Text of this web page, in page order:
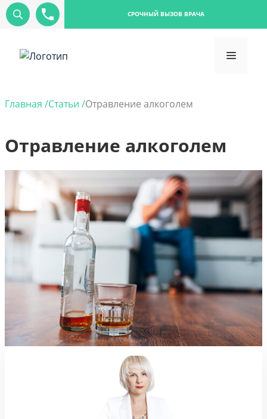
СРОЧНЫЙ ВЫЗОВ ВРАЧА
Главная /Статьи /Отравление алкоголем
Отравление алкоголем